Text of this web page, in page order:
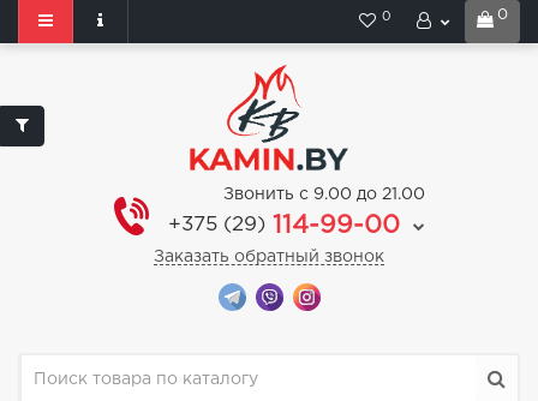
0
0
Звонить с 9.00 до 21.00
+375 (29) 114-99-00
Заказать обратный звонок